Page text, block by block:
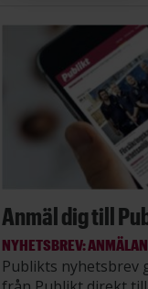
Anmäl dig till
NYHETSBREV: ANMÄLAN
Publikts nyhetsbrev